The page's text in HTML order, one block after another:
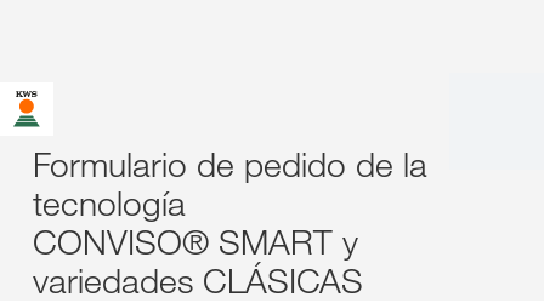
Formulario de pedido de la
tecnología
CONVISO® SMART y
variedades CLÁSICAS